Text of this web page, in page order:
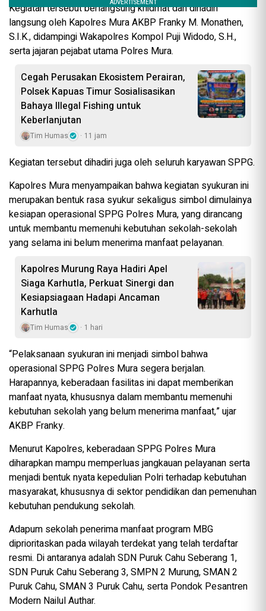
Kegiatan tersebut berlangsung khidmat dan dihadiri
langsung oleh Kapolres Mura AKBP Franky M. Monathen,
S.I.K., didampingi Wakapolres Kompol Puji Widodo, S.H.,
serta jajaran pejabat utama Polres Mura.
Cegah Perusakan Ekosistem Perairan,
Polsek Kapuas Timur Sosialisasikan
Bahaya Illegal Fishing untuk
Keberlanjutan
Tim Humas 11 jam
Kegiatan tersebut dihadiri juga oleh seluruh karyawan SPPG.
Kapolres Mura menyampaikan bahwa kegiatan syukuran ini
merupakan bentuk rasa syukur sekaligus simbol dimulainya
kesiapan operasional SPPG Polres Mura, yang dirancang
untuk membantu memenuhi kebutuhan sekolah-sekolah
yang selama ini belum menerima manfaat pelayanan.
Kapolres Murung Raya Hadiri Apel
Siaga Karhutla, Perkuat Sinergi dan
Kesiapsiagaan Hadapi Ancaman
Karhutla
Tim Humas 1 hari
“Pelaksanaan syukuran ini menjadi simbol bahwa
operasional SPPG Polres Mura segera berjalan.
Harapannya, keberadaan fasilitas ini dapat memberikan
manfaat nyata, khususnya dalam membantu memenuhi
kebutuhan sekolah yang belum menerima manfaat,” ujar
AKBP Franky.
Menurut Kapolres, keberadaan SPPG Polres Mura
diharapkan mampu memperluas jangkauan pelayanan serta
menjadi bentuk nyata kepedulian Polri terhadap kebutuhan
masyarakat, khususnya di sektor pendidikan dan pemenuhan
kebutuhan pendukung sekolah.
Adapum sekolah penerima manfaat program MBG
diprioritaskan pada wilayah terdekat yang telah terdaftar
resmi. Di antaranya adalah SDN Puruk Cahu Seberang 1,
SDN Puruk Cahu Seberang 3, SMPN 2 Murung, SMAN 2
Puruk Cahu, SMAN 3 Puruk Cahu, serta Pondok Pesantren
Modern Nailul Authar.